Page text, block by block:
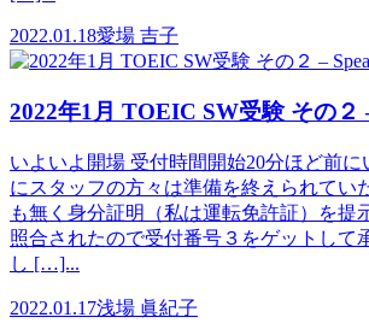
2022.01.18愛場 吉子
2022年1月 TOEIC SW受験 その２
いよいよ開場 受付時間開始20分ほど前
にスタッフの方々は準備を終えられてい
も無く身分証明（私は運転免許証）を提
照合されたので受付番号３をゲットして
し […]...
2022.01.17浅場 眞紀子